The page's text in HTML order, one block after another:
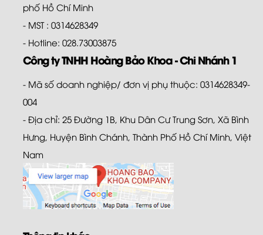
phố Hồ Chí Minh
- MST : 0314628349
- Hotline: 028.73003875
Công ty TNHH Hoàng Bảo Khoa - Chi Nhánh 1
- Mã số doanh nghiệp/ đơn vị phụ thuộc: 0314628349-
004
- Địa chỉ: 25 Đường 1B, Khu Dân Cư Trung Sơn, Xã Bình
Hưng, Huyện Bình Chánh, Thành Phố Hồ Chí Minh, Việt
Nam